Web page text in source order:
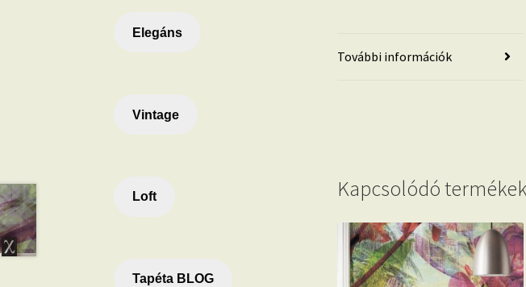
További információk
Kapcsolódó termékek
Elegáns
Vintage
Loft
Tapéta BLOG